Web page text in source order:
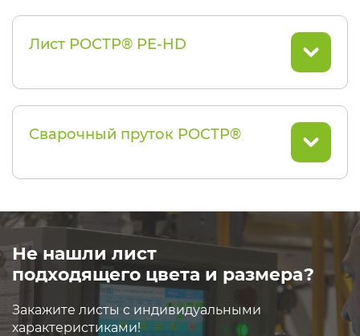
Лист РОСТР® PE-HD
Сварочный пруток РОСТР®
Не нашли лист
подходящего цвета и размера?
Закажите листы с индивидуальными
характеристиками!